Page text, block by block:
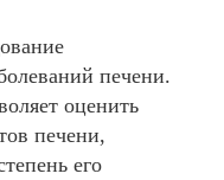
печени.
оценить
печени,
его